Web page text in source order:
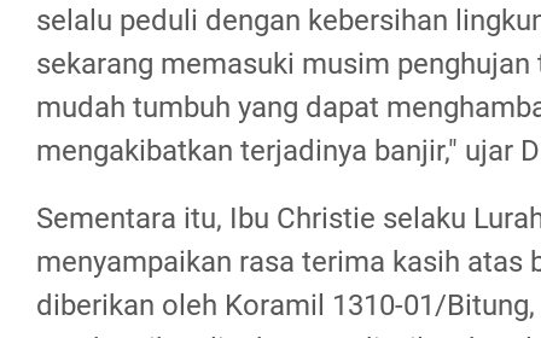
selalu peduli dengan kebersihan
sekarang memasuki musim
mudah tumbuh yang dapat
mengakibatkan terjadinya banjir," ujar
Sementara itu, Ibu Christie selaku
menyampaikan rasa terima kasih atas
diberikan oleh Koramil 1310-01/